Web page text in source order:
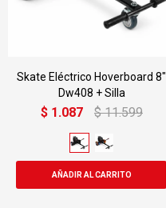
Skate Eléctrico Hoverboard 8"
Dw408 + Silla
$ 1.087 $ 11.599